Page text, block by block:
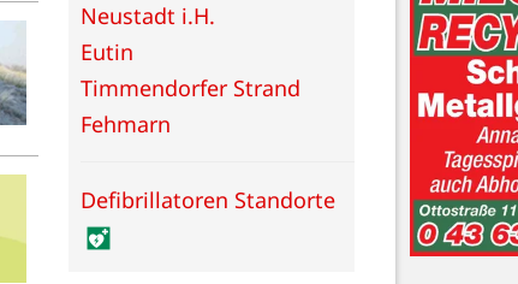
Neustadt i.H.
Eutin
Timmendorfer Strand
Fehmarn
Defibrillatoren Standorte